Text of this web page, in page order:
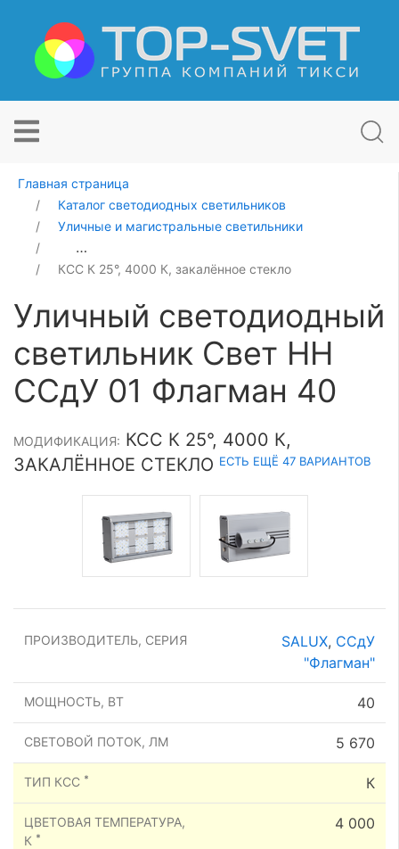
Главная страница
Каталог светодиодных светильников
Уличные и магистральные светильники
Уличный светодиодный светильник Свет НН ССдУ 01
КСС К 25°, 4000 К, закалённое стекло
Уличный светодиодный
светильник Свет НН
ССдУ 01 Флагман 40
МОДИФИКАЦИЯ: КСС К 25°, 4000 К,
ЗАКАЛЁННОЕ СТЕКЛО ЕСТЬ ЕЩЁ 47 ВАРИАНТОВ
ПРОИЗВОДИТЕЛЬ, СЕРИЯ SALUX, ССдУ
"Флагман"
МОЩНОСТЬ, ВТ 40
СВЕТОВОЙ ПОТОК, ЛМ 5 670
ТИП КСС * К
ЦВЕТОВАЯ ТЕМПЕРАТУРА,
К *
4 000